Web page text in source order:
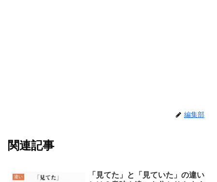
編集部
関連記事
違い
「見てた」と「見ていた」の違い